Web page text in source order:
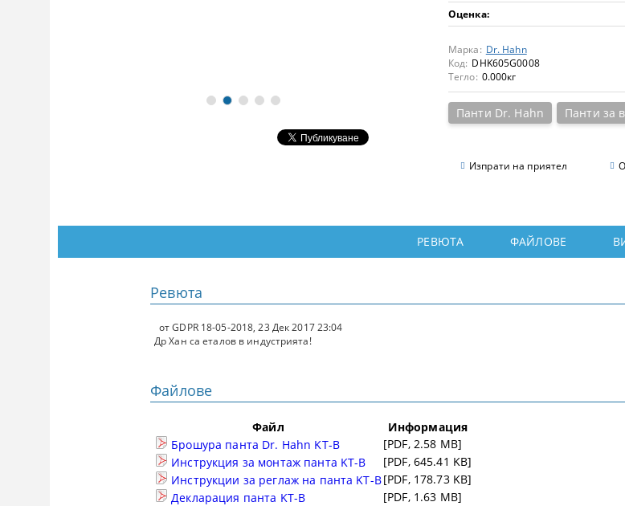
Оценка:
Марка: Dr. Hahn
Код: DHK605G0008
Тегло: 0.000кг
Панти Dr. Hahn Панти за
Изпрати на приятел
РЕВЮТА ФАЙЛОВЕ
Ревюта
отGDPR 18-05-2018,23 Дек 2017 23:04
Др Хан са еталов в индустрията!
Файлове
Файл
Информация
Брошура панта Dr. Hahn KT-B
[PDF, 2.58 MB]
Инструкция за монтаж панта KT-B
[PDF, 645.41 KB]
Инструкции за реглаж на панта KT-B[PDF, 178.73 KB]
Декларация панта KT-B
[PDF, 1.63 MB]